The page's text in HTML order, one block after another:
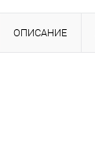
ОПИСАНИЕ